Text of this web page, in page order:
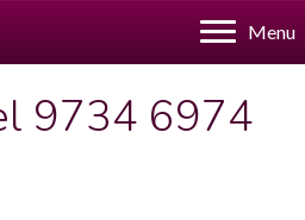
Menu
9734 6974